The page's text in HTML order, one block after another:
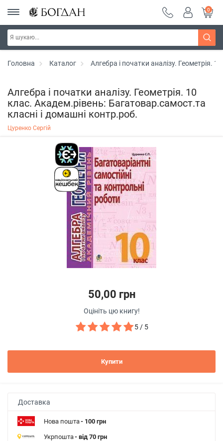
0
Головна Каталог Алгебра і початки аналізу. Геометрія.
Алгебра і початки аналізу. Геометрія. 10
клас. Академ.рівень: Багатовар.самост.та
класні і домашні контр.роб.
Цуренко Сергій
50,00 грн
Оцініть цю книгу!
5 / 5
Купити
Доставка
Нова пошта- 100 грн
Укрпошта- від 70 грн